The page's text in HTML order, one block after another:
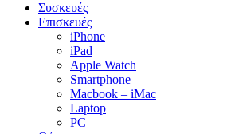
Συσκευές
Επισκευές
iPhone
iPad
Apple Watch
Smartphone
Macbook – iMac
Laptop
PC